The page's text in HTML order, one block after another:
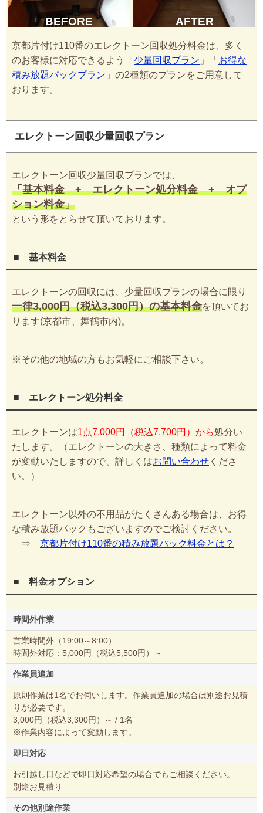
BEFORE AFTER
京都片付け110番のエレクトーン回収処分料金は、多く
のお客様に対応できるよう「 少量回収プラン 」「 お得な
積み放題パックプラン 」の2種類のプランをご用意して
おります。
エレクトーン回収少量回収プラン
エレクトーン回収少量回収プランでは、
「基本料金 + エレクトーン処分料金 + オプ
ション料金」
という形をとらせて頂いております。
■ 基本料金
エレクトーンの回収には、少量回収プランの場合に限り
一律3,000円（税込3,300円）の基本料金を頂いてお
ります(京都市、舞鶴市内)。
※その他の地域の方もお気軽にご相談下さい。
■ エレクトーン処分料金
エレクトーンは1点7,000円（税込7,700円）から処分い
たします。（エレクトーンの大きさ、種類によって料金
が変動いたしますので、詳しくはお問い合わせ くださ
い。）
エレクトーン以外の不用品がたくさんある場合は、お得
な積み放題パックもございますのでご検討ください。
⇒ 京都片付け110番の積み放題パック料金とは？
■ 料金オプション
時間外作業
営業時間外（19:00～8:00）
時間外対応：5,000円（税込5,500円）～
作業員追加
原則作業は1名でお伺いします。作業員追加の場合は別途お見積
りが必要です。
3,000円（税込3,300円）～ / 1名
※作業内容によって変動します。
即日対応
お引越し日などで即日対応希望の場合でもご相談ください。
別途お見積り
その他別途作業